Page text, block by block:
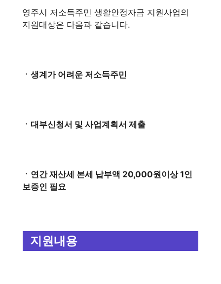
영주시 저소득주민 생활안정자금 지원사업의
지원대상은 다음과 같습니다.
ㆍ생계가 어려운 저소득주민
ㆍ대부신청서 및 사업계획서 제출
ㆍ연간 재산세 본세 납부액 20,000원이상 1인
보증인 필요
지원내용